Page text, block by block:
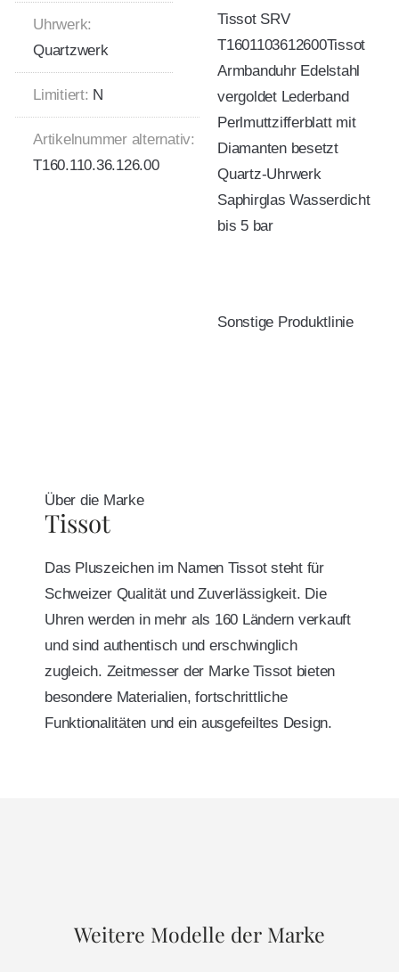
Uhrwerk:
Quartzwerk
Limitiert: N
Artikelnummer alternativ:
T160.110.36.126.00
Tissot SRV
T1601103612600Tissot
Armbanduhr Edelstahl
vergoldet Lederband
Perlmuttzifferblatt mit
Diamanten besetzt
Quartz-Uhrwerk
Saphirglas Wasserdicht
bis 5 bar
Sonstige Produktlinie
Über die Marke
Tissot
Das Pluszeichen im Namen Tissot steht für
Schweizer Qualität und Zuverlässigkeit. Die
Uhren werden in mehr als 160 Ländern verkauft
und sind authentisch und erschwinglich
zugleich. Zeitmesser der Marke Tissot bieten
besondere Materialien, fortschrittliche
Funktionalitäten und ein ausgefeiltes Design.
Weitere Modelle der Marke